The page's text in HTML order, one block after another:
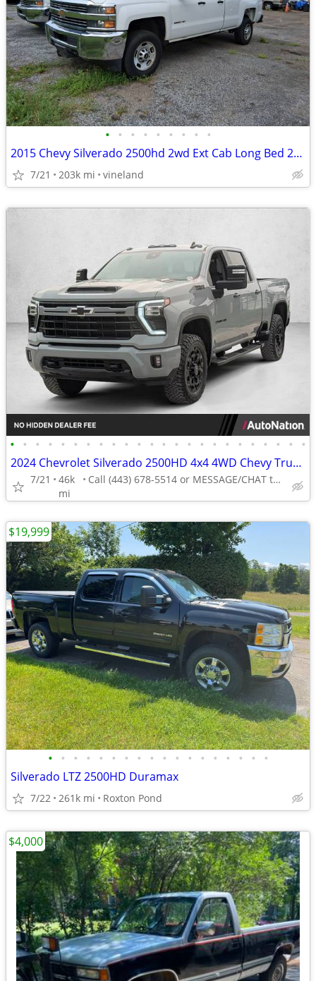
• • • • • • • • •
2015 Chevy Silverado 2500hd 2wd Ext Cab Long Bed 202k 1 owner
7/21 203k mi vineland
• • • • • • • • • • • • • • • • • • • • • • • •
2024 Chevrolet Silverado 2500HD 4x4 4WD Chevy Truck LT Crew Cab
7/21
46k
mi
Call (443) 678-5514 or MESSAGE/CHAT to confirm availability
• • • • • • • • • • • • • • • • • •
Silverado LTZ 2500HD Duramax
7/22 261k mi Roxton Pond
$19,999
$4,000